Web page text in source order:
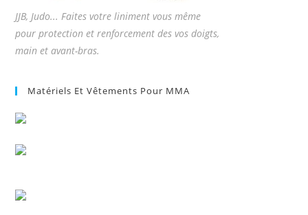
JJB, Judo... Faites votre liniment vous même
pour protection et renforcement des vos doigts,
main et avant-bras.
Matériels Et Vêtements Pour MMA